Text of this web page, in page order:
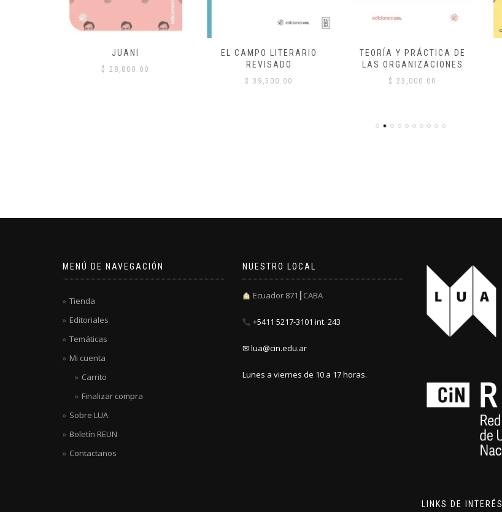
JUANI
$ 28,800.00
EL CAMPO LITERARIO
REVISADO
$ 39,500.00
TEORÍA Y PRÁCTICA DE
LAS ORGANIZACIONES
$ 23,000.00
MENÚ DE NAVEGACIÓN
Tienda
Editoriales
Temáticas
Mi cuenta
Carrito
Finalizar compra
Sobre LUA
Boletín REUN
Contactanos
NUESTRO LOCAL
Ecuador 871┃CABA
+5411 5217-3101 int. 243
✉ lua@cin.edu.ar
Lunes a viernes de 10 a 17 horas.
LINKS DE INTERÉS